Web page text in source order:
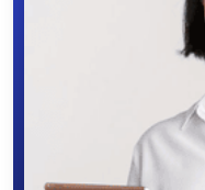
Скачайте
крутите колесо
бонусы, удобно
объявления -
приложении